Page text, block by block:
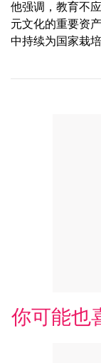
他强调，教育不
元文化的重要资
中持续为国家栽
你可能也